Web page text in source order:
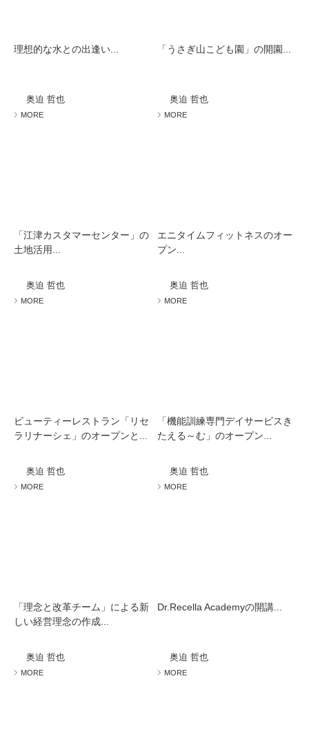
理想的な水との出逢い...
奥迫 哲也
MORE
「うさぎ山こども園」の開園...
奥迫 哲也
MORE
「江津カスタマーセンター」の
土地活用...
奥迫 哲也
MORE
エニタイムフィットネスのオー
プン...
奥迫 哲也
MORE
ビューティーレストラン「リセ
ラリナーシェ」のオープンと...
奥迫 哲也
MORE
「機能訓練専門デイサービスき
たえる～む」のオープン...
奥迫 哲也
MORE
「理念と改革チーム」による新
しい経営理念の作成...
奥迫 哲也
MORE
Dr.Recella Academyの開講...
奥迫 哲也
MORE